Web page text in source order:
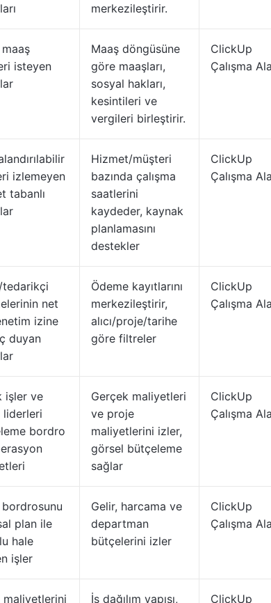
merkezileştirir.
maaş
isteyen
Maaş döngüsüne
göre maaşları,
sosyal hakları,
kesintileri ve
vergileri birleştirir.
ClickUp
Çalışma
izlemeyen
tabanlı
Hizmet/müşteri
bazında çalışma
saatlerini
kaydeder, kaynak
planlamasını
destekler
ClickUp
Çalışma
tedarikçi
net
izine
duyan
Ödeme kayıtlarını
merkezileştirir,
alıcı/proje/tarihe
göre filtreler
ClickUp
Çalışma
işler ve
liderleri
bordro
Gerçek maliyetleri
ve proje
maliyetlerini izler,
görsel bütçeleme
sağlar
ClickUp
Çalışma
bordrosunu
plan ile
hale
işler
Gelir, harcama ve
departman
bütçelerini izler
ClickUp
Çalışma
maliyetlerini İş dağılım yapısı, ClickUp